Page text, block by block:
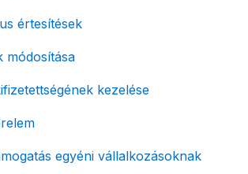
értesítések
módosítása
kezelése
egyéni vállalkozásoknak